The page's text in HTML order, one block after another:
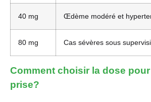
40 mg Œdème modéré et
80 mg Cas sévères sous
Comment choisir la dose
prise?